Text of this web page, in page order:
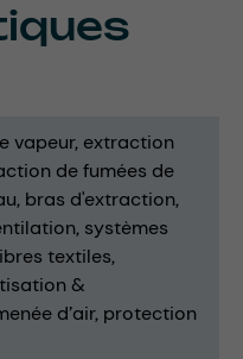
vapeur extraction
de fumées de
bras d'extraction
systèmes
textiles
&
d’air protection